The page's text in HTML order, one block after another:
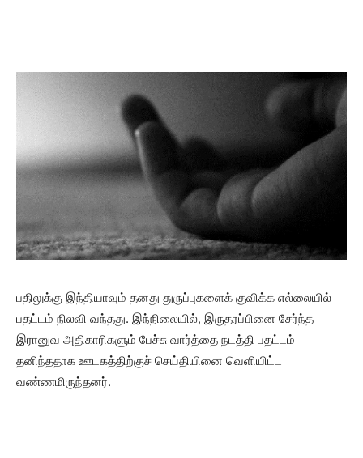
பதிலுக்கு இந்தியாவும் தனது துருப்புகளைக் குவிக்க எல்லையில்
பதட்டம் நிலவி வந்தது. இந்நிலையில், இருதரப்பினை சேர்ந்த
இரானுவ அதிகாரிகளும் பேச்சு வார்த்தை நடத்தி பதட்டம்
தனிந்ததாக ஊடகத்திற்குச் செய்தியினை வெளியிட்ட
வண்ணமிருந்தனர்.